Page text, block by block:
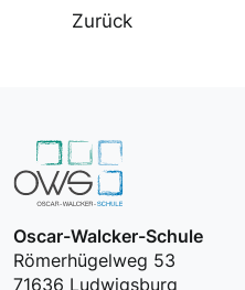
Zurück
Oscar-Walcker-Schule
Römerhügelweg 53
71636 Ludwigsburg